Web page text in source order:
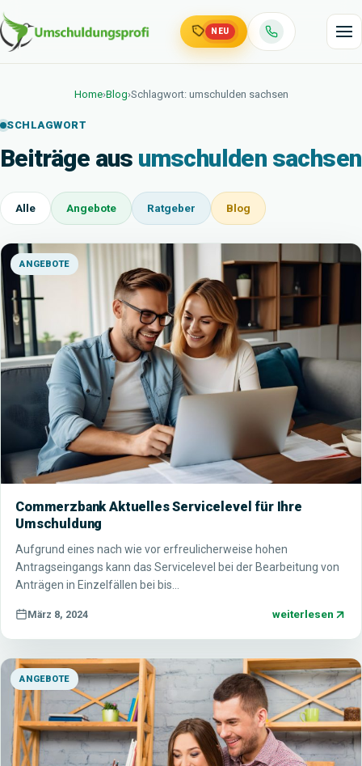
NEU
Home›Blog›Schlagwort: umschulden sachsen
SCHLAGWORT
Beiträge aus umschulden sachsen
Alle Angebote Ratgeber Blog
ANGEBOTE
Commerzbank Aktuelles Servicelevel für Ihre
Umschuldung
Aufgrund eines nach wie vor erfreulicherweise hohen
Antragseingangs kann das Servicelevel bei der Bearbeitung von
Anträgen in Einzelfällen bei bis…
März 8, 2024 weiterlesen
ANGEBOTE